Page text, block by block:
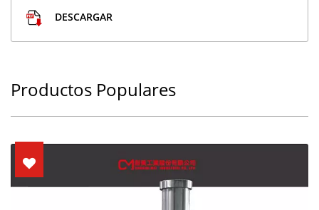
DESCARGAR
Productos Populares